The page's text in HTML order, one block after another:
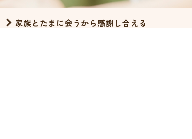
家族とたまに会うから感謝し合える